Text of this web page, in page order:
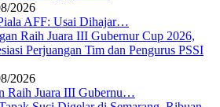
2026
AFF: Usai Dihajar…
2026
Raih Juara III Gubernu…